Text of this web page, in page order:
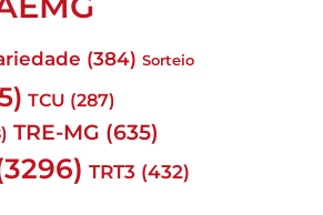
(384) Sorteio
TCU (287)
TRE-MG (635)
TRT3 (432)